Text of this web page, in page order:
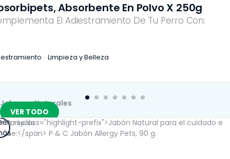
El Adiestramiento De Tu Perro Con:
Absorbente En Polvo X 250g
Limpieza y Belleza
Jabones Naturales
VER TODO
rápida